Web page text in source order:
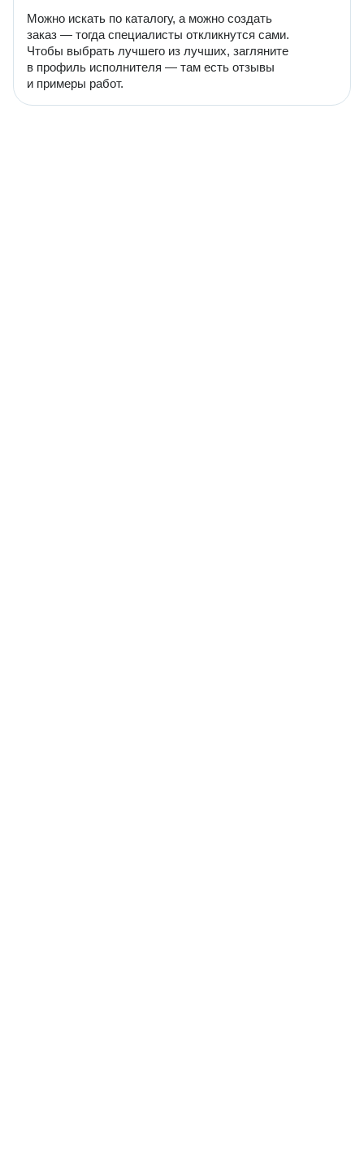
Можно искать по каталогу, а можно создать
заказ — тогда специалисты откликнутся сами.
Чтобы выбрать лучшего из лучших, загляните
в профиль исполнителя — там есть отзывы
и примеры работ.